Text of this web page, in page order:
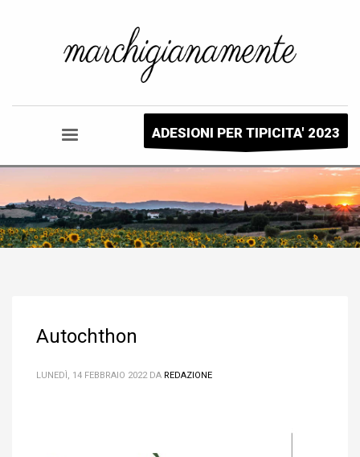
ADESIONI PER TIPICITA' 2023
Autochthon
LUNEDÌ, 14 FEBBRAIO 2022 DA REDAZIONE